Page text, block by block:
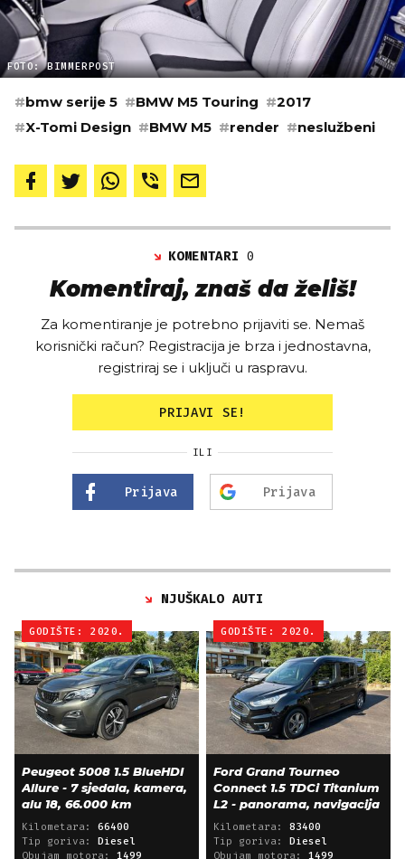
FOTO: BIMMERPOST
#bmw serije 5 #BMW M5 Touring #2017
#X-Tomi Design #BMW M5 #render #neslužbeni
KOMENTARI0
Komentiraj, znaš da želiš!
Za komentiranje je potrebno prijaviti se. Nemaš
korisnički račun? Registracija je brza i jednostavna,
registriraj se i uključi u raspravu.
PRIJAVI SE!
ILI
Prijava Prijava
NJUŠKALO AUTI
GODIŠTE: 2020.
Peugeot 5008 1.5 BlueHDI
Allure - 7 sjedala, kamera,
alu 18, 66.000 km
Kilometara: 66400
Tip goriva: Diesel
Obujam motora: 1499
GODIŠTE: 2020.
Ford Grand Tourneo
Connect 1.5 TDCi Titanium
L2 - panorama, navigacija
Kilometara: 83400
Tip goriva: Diesel
Obujam motora: 1499